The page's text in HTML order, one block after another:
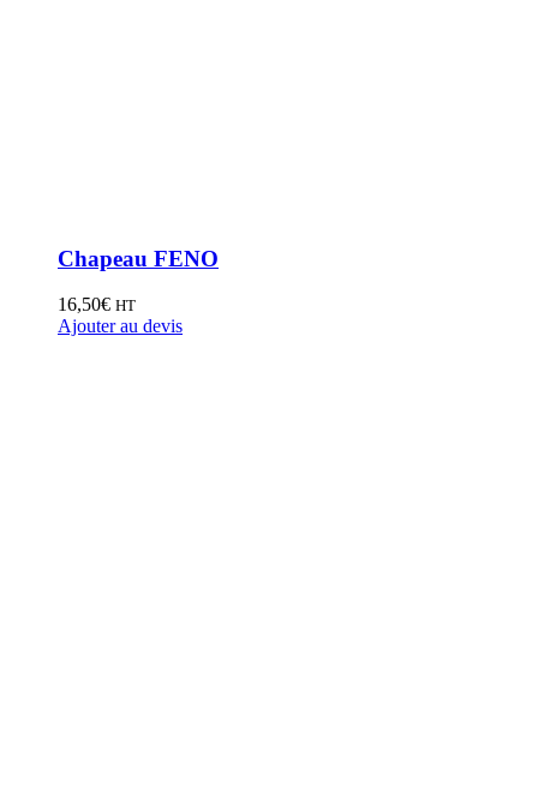
Chapeau FENO
16,50€ HT
Ajouter au devis